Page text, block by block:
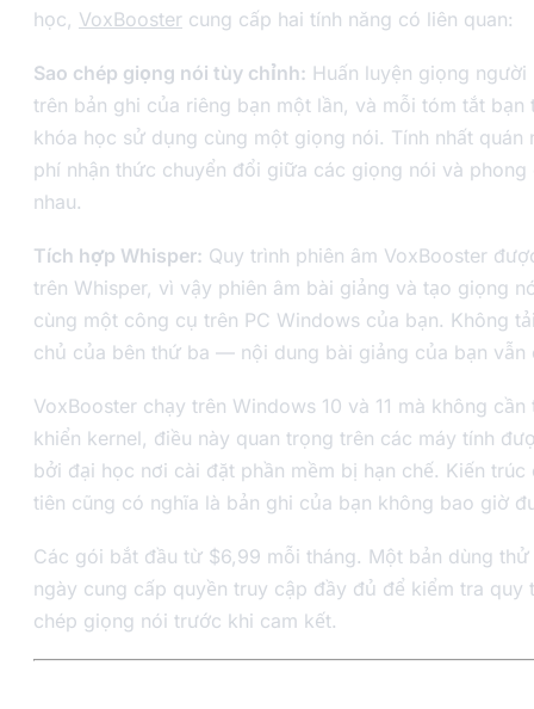
học, VoxBooster cung cấp hai tính năng có liên quan:
Sao chép giọng nói tùy chỉnh: Huấn luyện giọng người
trên bản ghi của riêng bạn một lần, và mỗi tóm tắt bạn
khóa học sử dụng cùng một giọng nói. Tính nhất quán
phí nhận thức chuyển đổi giữa các giọng nói và phong
nhau.
Tích hợp Whisper: Quy trình phiên âm VoxBooster
trên Whisper, vì vậy phiên âm bài giảng và tạo giọng
cùng một công cụ trên PC Windows của bạn. Không
chủ của bên thứ ba — nội dung bài giảng của bạn vẫn
VoxBooster chạy trên Windows 10 và 11 mà không cần
khiển kernel, điều này quan trọng trên các máy tính
bởi đại học nơi cài đặt phần mềm bị hạn chế. Kiến
tiên cũng có nghĩa là bản ghi của bạn không bao giờ
Các gói bắt đầu từ $6,99 mỗi tháng. Một bản dùng
ngày cung cấp quyền truy cập đầy đủ để kiểm tra quy
chép giọng nói trước khi cam kết.